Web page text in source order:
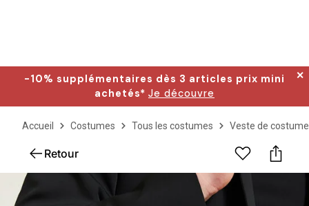
-10% supplémentaires dès 3 articles prix mini
achetés* Je découvre
✕
Accueil Costumes Tous les costumes Veste de costume
Retour